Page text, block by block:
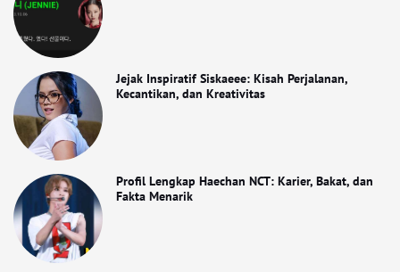
Jejak Inspiratif Siskaeee: Kisah Perjalanan,
Kecantikan, dan Kreativitas
Profil Lengkap Haechan NCT: Karier, Bakat, dan
Fakta Menarik